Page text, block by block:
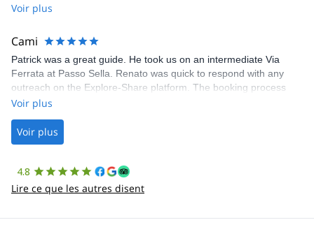
Share was excellent in arranging everything for our day climb.
making our adventure stress-free.
Voir plus
Cami
Patrick was a great guide. He took us on an intermediate Via
Ferrata at Passo Sella. Renato was quick to respond with any
outreach on the Explore-Share platform. The booking process
was straightforward, and once Patrick was confirmed, all went
the platform.
Voir plus
Voir plus
4.8
Lire ce que les autres disent